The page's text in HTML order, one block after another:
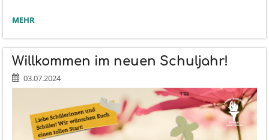
GRAFITTI-
MIT
BENZION
BROFMAN:
MEHR
Willkommen im neuen Schuljahr!
03.07.2024